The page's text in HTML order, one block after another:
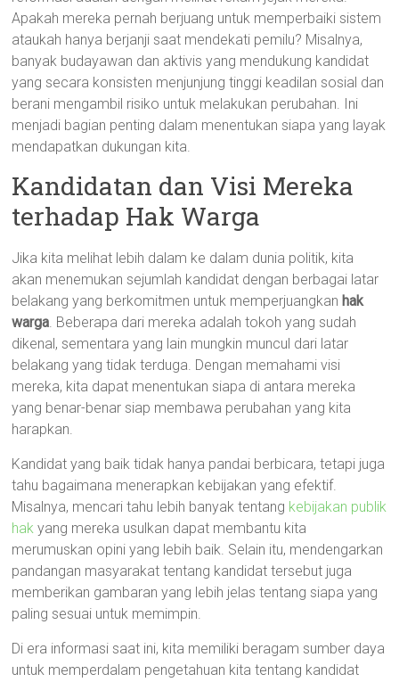
Apakah mereka pernah berjuang untuk memperbaiki sistem
ataukah hanya berjanji saat mendekati pemilu? Misalnya,
banyak budayawan dan aktivis yang mendukung kandidat
yang secara konsisten menjunjung tinggi keadilan sosial dan
berani mengambil risiko untuk melakukan perubahan. Ini
menjadi bagian penting dalam menentukan siapa yang layak
mendapatkan dukungan kita.
Kandidatan dan Visi Mereka
terhadap Hak Warga
Jika kita melihat lebih dalam ke dalam dunia politik, kita
akan menemukan sejumlah kandidat dengan berbagai latar
belakang yang berkomitmen untuk memperjuangkan hak
warga. Beberapa dari mereka adalah tokoh yang sudah
dikenal, sementara yang lain mungkin muncul dari latar
belakang yang tidak terduga. Dengan memahami visi
mereka, kita dapat menentukan siapa di antara mereka
yang benar-benar siap membawa perubahan yang kita
harapkan.
Kandidat yang baik tidak hanya pandai berbicara, tetapi juga
tahu bagaimana menerapkan kebijakan yang efektif.
Misalnya, mencari tahu lebih banyak tentang kebijakan publik
hak yang mereka usulkan dapat membantu kita
merumuskan opini yang lebih baik. Selain itu, mendengarkan
pandangan masyarakat tentang kandidat tersebut juga
memberikan gambaran yang lebih jelas tentang siapa yang
paling sesuai untuk memimpin.
Di era informasi saat ini, kita memiliki beragam sumber daya
untuk memperdalam pengetahuan kita tentang kandidat